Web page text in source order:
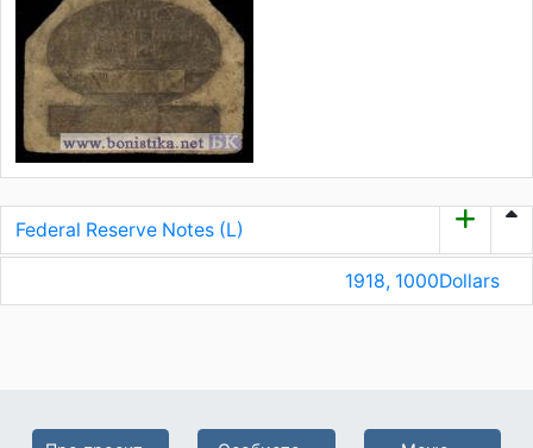
Federal Reserve Notes (L)
1918, 1000Dollars